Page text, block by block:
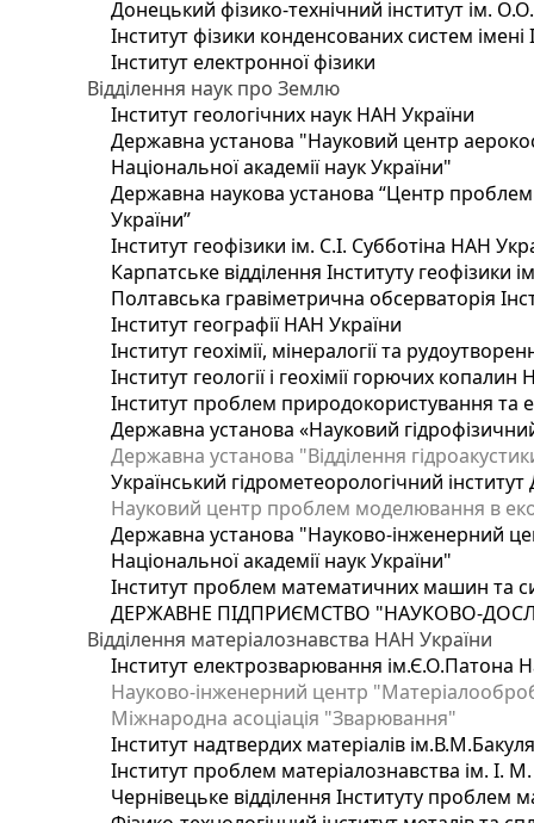
Донецький фізико-технічний інститут ім.
Інститут фізики конденсованих систем
Інститут електронної фізики
Відділення наук про Землю
Інститут геологічних наук НАН України
Державна установа "Науковий центр
Національної академії наук України"
Державна наукова установа “Центр проблем
України”
Інститут геофізики ім. С.І. Субботіна НАН
Карпатське відділення Інституту геофізики
Полтавська гравіметрична обсерваторія
Інститут географії НАН України
Інститут геохімії, мінералогії та
Інститут геології і геохімії горючих
Інститут проблем природокористування та
Державна установа «Науковий
Державна установа "Відділення
Український гідрометеорологічний
Науковий центр проблем моделювання в
Державна установа "Науково-інженерний
Національної академії наук України"
Інститут проблем математичних машин та
ДЕРЖАВНЕ ПІДПРИЄМСТВО "НАУКОВО-
Відділення матеріалознавства НАН України
Інститут електрозварювання ім.Є.О.Патона
Науково-інженерний центр
Міжнародна асоціація "Зварювання"
Інститут надтвердих матеріалів
Інститут проблем матеріалознавства ім. І.
Чернівецьке відділення Інституту проблем